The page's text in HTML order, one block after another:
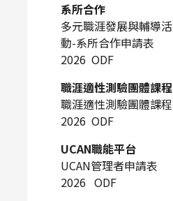
系所合作
多元職涯發展與輔導活
動-系所合作申請表
2026 ODF
職涯適性測驗團體課程
職涯適性測驗團體課程
2026 ODF
UCAN職能平台
UCAN管理者申請表
2026 ODF